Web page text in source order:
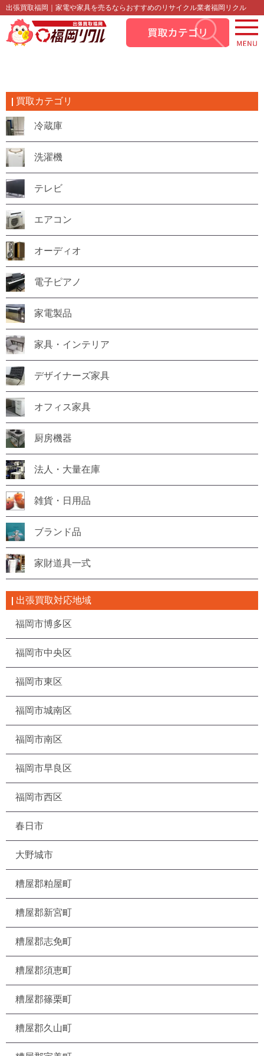
出張買取福岡｜家電や家具を売るならおすすめのリサイクル業者福岡リクル
買取カテゴリ
冷蔵庫
洗濯機
テレビ
エアコン
オーディオ
電子ピアノ
家電製品
家具・インテリア
デザイナーズ家具
オフィス家具
厨房機器
法人・大量在庫
雑貨・日用品
ブランド品
家財道具一式
出張買取対応地域
福岡市博多区
福岡市中央区
福岡市東区
福岡市城南区
福岡市南区
福岡市早良区
福岡市西区
春日市
大野城市
糟屋郡粕屋町
糟屋郡新宮町
糟屋郡志免町
糟屋郡須恵町
糟屋郡篠栗町
糟屋郡久山町